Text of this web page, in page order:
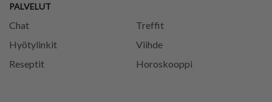
PALVELUT
Chat
Treffit
Hyötylinkit
Viihde
Reseptit
Horoskooppi